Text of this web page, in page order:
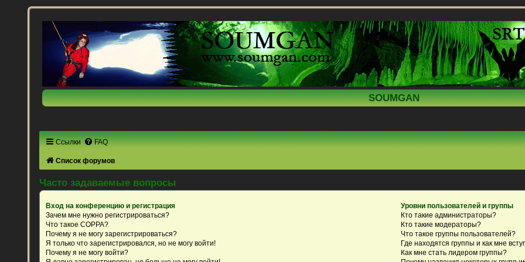
SOUMGAN
Ссылки FAQ
Список форумов
Часто задаваемые вопросы
Вход на конференцию и регистрация
Зачем мне нужно регистрироваться?
Что такое COPPA?
Почему я не могу зарегистрироваться?
Я только что зарегистрировался, но не могу войти!
Почему я не могу войти?
Уровни пользователей и группы
Кто такие администраторы?
Кто такие модераторы?
Что такое группы пользователей?
Где находятся группы и как мне
Как мне стать лидером группы?